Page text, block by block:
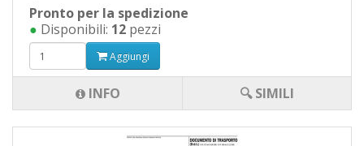
Pronto per la spedizione
● Disponibili: 12 pezzi
Aggiungi
INFO 🔍 SIMILI